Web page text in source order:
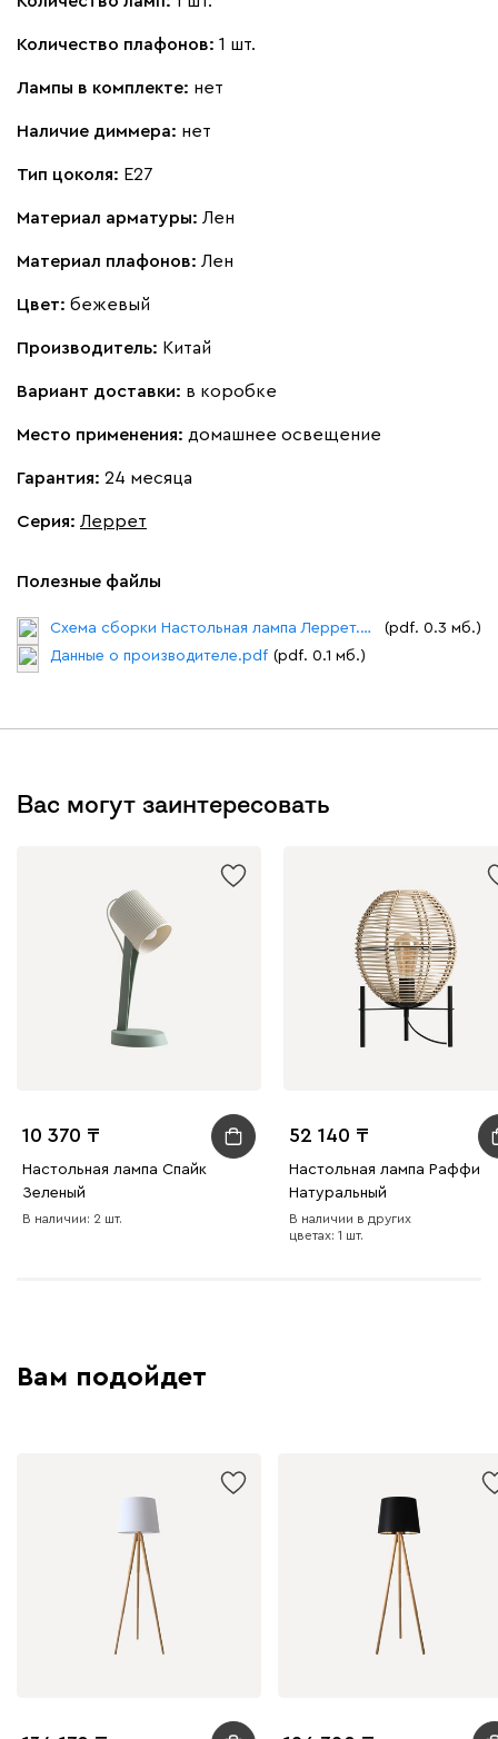
Количество плафонов: 1 шт.
Лампы в комплекте: нет
Наличие диммера: нет
Тип цоколя: E27
Материал арматуры: Лен
Материал плафонов: Лен
Цвет: бежевый
Производитель: Китай
Вариант доставки: в коробке
Место применения: домашнее освещение
Гарантия: 24 месяца
Серия: Леррет
Полезные файлы
Схема сборки Настольная лампа Леррет.pdf
(pdf. 0.3 мб.)
Данные о производителе.pdf (pdf. 0.1 мб.)
Вас могут заинтересовать
10 370
Настольная лампа Спайк
Зеленый
В наличии: 2 шт.
52 140
Настольная лампа Раффи
Натуральный
В наличии в других
цветах: 1 шт.
Вам подойдет